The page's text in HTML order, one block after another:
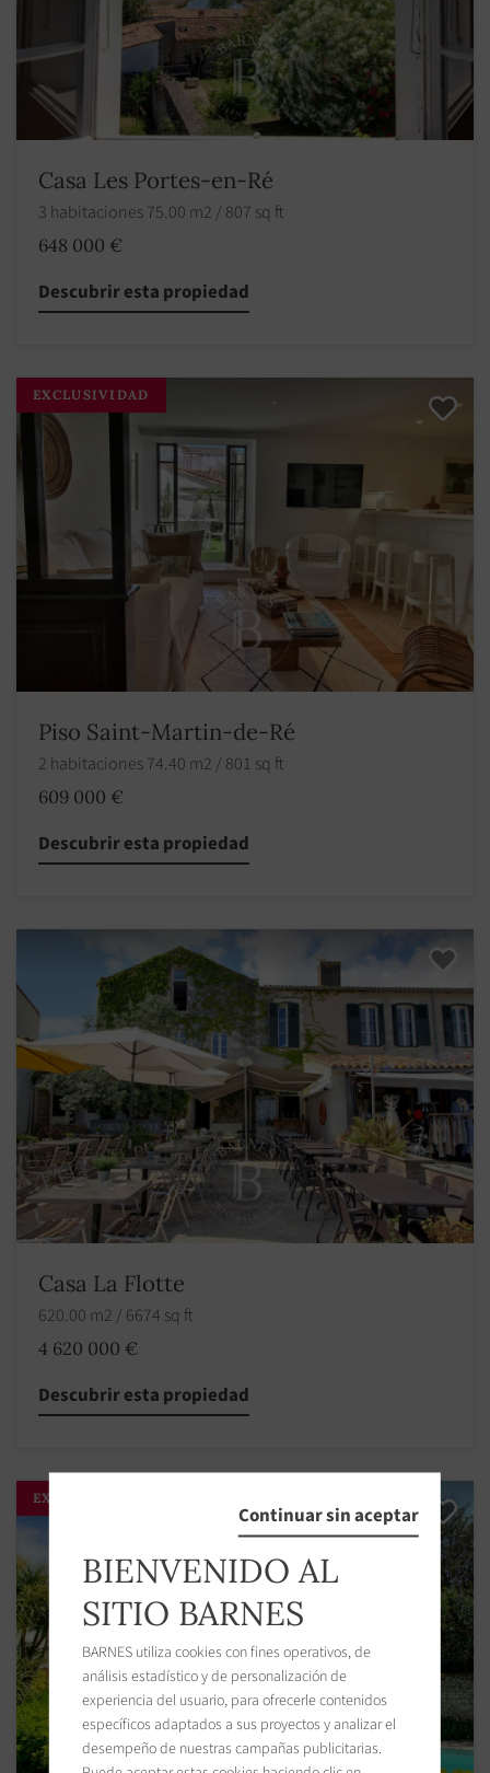
Casa Les Portes-en-Ré
3 habitaciones 75.00 m2 / 807 sq ft
648 000 €
Descubrir esta propiedad
EXCLUSIVIDAD
Piso Saint-Martin-de-Ré
2 habitaciones 74.40 m2 / 801 sq ft
609 000 €
Descubrir esta propiedad
Casa La Flotte
620.00 m2 / 6674 sq ft
4 620 000 €
Descubrir esta propiedad
EXCLUSIVIDAD
Continuar sin aceptar
BIENVENIDO AL
SITIO BARNES
BARNES utiliza cookies con fines operativos, de
análisis estadístico y de personalización de
experiencia del usuario, para ofrecerle contenidos
específicos adaptados a sus proyectos y analizar el
desempeño de nuestras campañas publicitarias.